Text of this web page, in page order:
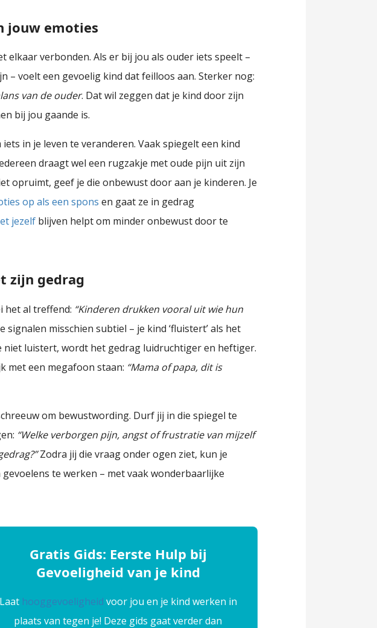
jouw emoties
elkaar verbonden. Als er bij jou als ouder iets speelt –
– voelt een gevoelig kind dat feilloos aan. Sterker nog:
van de ouder. Dat wil zeggen dat je kind door zijn
bij jou gaande is.
in je leven te veranderen. Vaak spiegelt een kind
draagt wel een rugzakje met oude pijn uit zijn
opruimt, geef je die onbewust door aan je kinderen. Je
op als een spons en gaat ze in gedrag
jezelf blijven helpt om minder onbewust door te
zijn gedrag
het al treffend: “Kinderen drukken vooral uit wie hun
misschien subtiel – je kind ‘fluistert’ als het
niet luistert, wordt het gedrag luidruchtiger en heftiger.
met een megafoon staan: “Mama of papa, dit is
om bewustwording. Durf jij in die spiegel te
“Welke verborgen pijn, angst of frustratie van mijzelf
Zodra jij die vraag onder ogen ziet, kun je
te werken – met vaak wonderbaarlijke
Gratis Gids: Eerste Hulp bij
Gevoeligheid van je kind
Laat hooggevoeligheid voor jou en je kind werken in
plaats van tegen je! Deze gids gaat verder dan